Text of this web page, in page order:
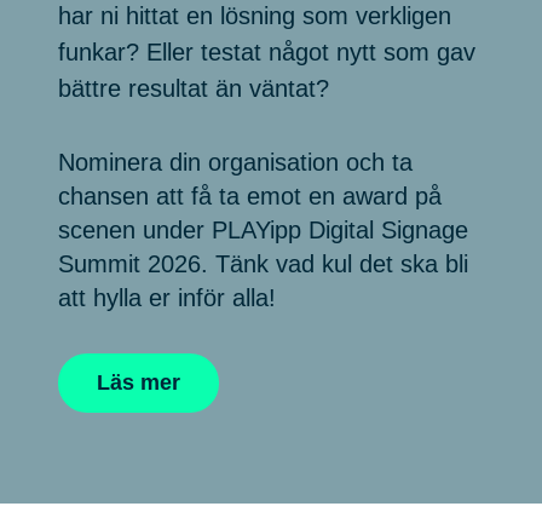
har ni hittat en lösning som verkligen
funkar? Eller testat något nytt som gav
bättre resultat än väntat?
Nominera din organisation och ta
chansen att få ta emot en award på
scenen under PLAYipp Digital Signage
Summit 2026. Tänk vad kul det ska bli
att hylla er inför alla!
Läs mer